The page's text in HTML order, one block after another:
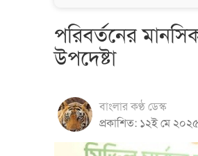
পরিবর্তনের
উপদেষ্টা
বাংলার কণ্ঠ ডেস্ক
প্রকাশিত: ১২ই মে